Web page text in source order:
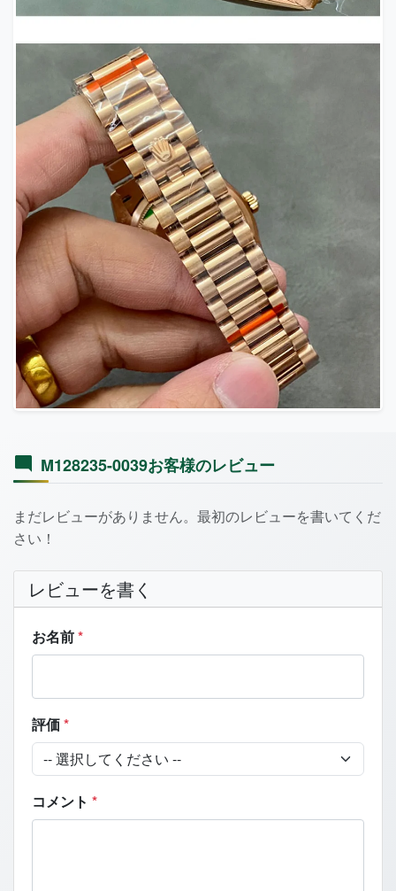
M128235-0039お客様のレビュー
まだレビューがありません。最初のレビューを書いてくだ
さい！
レビューを書く
お名前*
評価*
コメント *